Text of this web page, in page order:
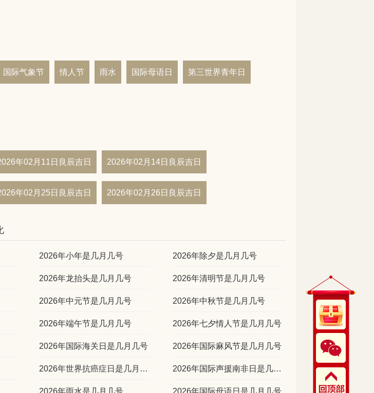
国际气象节 情人节 雨水 国际母语日 第三世界青年日
年02月11日良辰吉日 2026年02月14日良辰吉日
年02月25日良辰吉日 2026年02月26日良辰吉日
2026年小年是几月几号 2026年除夕是几月几号
2026年龙抬头是几月几号 2026年清明节是几月几号
2026年中元节是几月几号 2026年中秋节是几月几号
2026年端午节是几月几号 2026年七夕情人节是几月几号
2026年国际海关日是几月几号 2026年国际麻风节是几月几号
2026年世界抗癌症日是几月几号 2026年国际声援南非日是几月几号
2026年雨水是几月几号 2026年国际母语日是几月几号